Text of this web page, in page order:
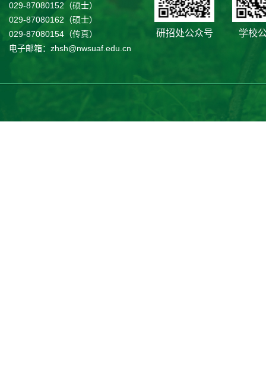
029-87080152（硕士）
029-87080162（硕士）
029-87080154（传真）
电子邮箱：zhsh@nwsuaf.edu.cn
研招处公众号 学校